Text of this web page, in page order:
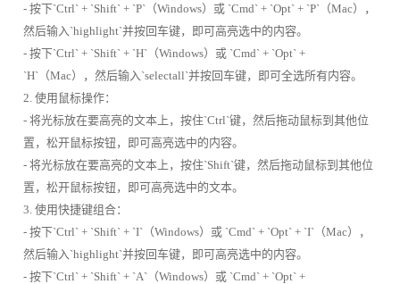
- 按下`Ctrl` + `Shift` + `P`（Windows）或 `Cmd` + `Opt` + `P`（Mac），
然后输入`highlight`并按回车键，即可高亮选中的内容。
- 按下`Ctrl` + `Shift` + `H`（Windows）或 `Cmd` + `Opt` +
`H`（Mac），然后输入`selectall`并按回车键，即可全选所有内容。
2. 使用鼠标操作：
- 将光标放在要高亮的文本上，按住`Ctrl`键，然后拖动鼠标到其他位
置，松开鼠标按钮，即可高亮选中的内容。
- 将光标放在要高亮的文本上，按住`Shift`键，然后拖动鼠标到其他位
置，松开鼠标按钮，即可高亮选中的文本。
3. 使用快捷键组合：
- 按下`Ctrl` + `Shift` + `I`（Windows）或 `Cmd` + `Opt` + `I`（Mac），
然后输入`highlight`并按回车键，即可高亮选中的内容。
- 按下`Ctrl` + `Shift` + `A`（Windows）或 `Cmd` + `Opt` +